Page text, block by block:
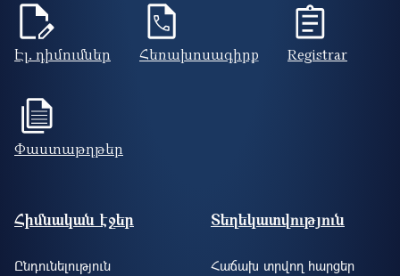
Էլ. դիմումներ Հեռախոսագիրք Registrar
Փաստաթղթեր
Footer site information
Հիմնական էջեր
Ընդունելություն
Տեղեկատվություն
Հաճախ տրվող հարցեր